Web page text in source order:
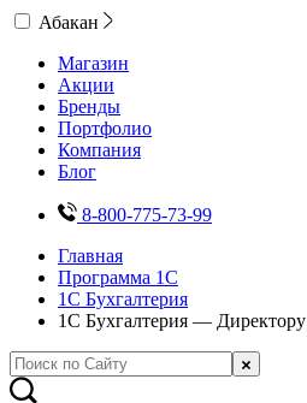
Абакан
Магазин
Акции
Бренды
Портфолио
Компания
Блог
8-800-775-73-99
Главная
Программа 1С
1С Бухгалтерия
1С Бухгалтерия — Директору